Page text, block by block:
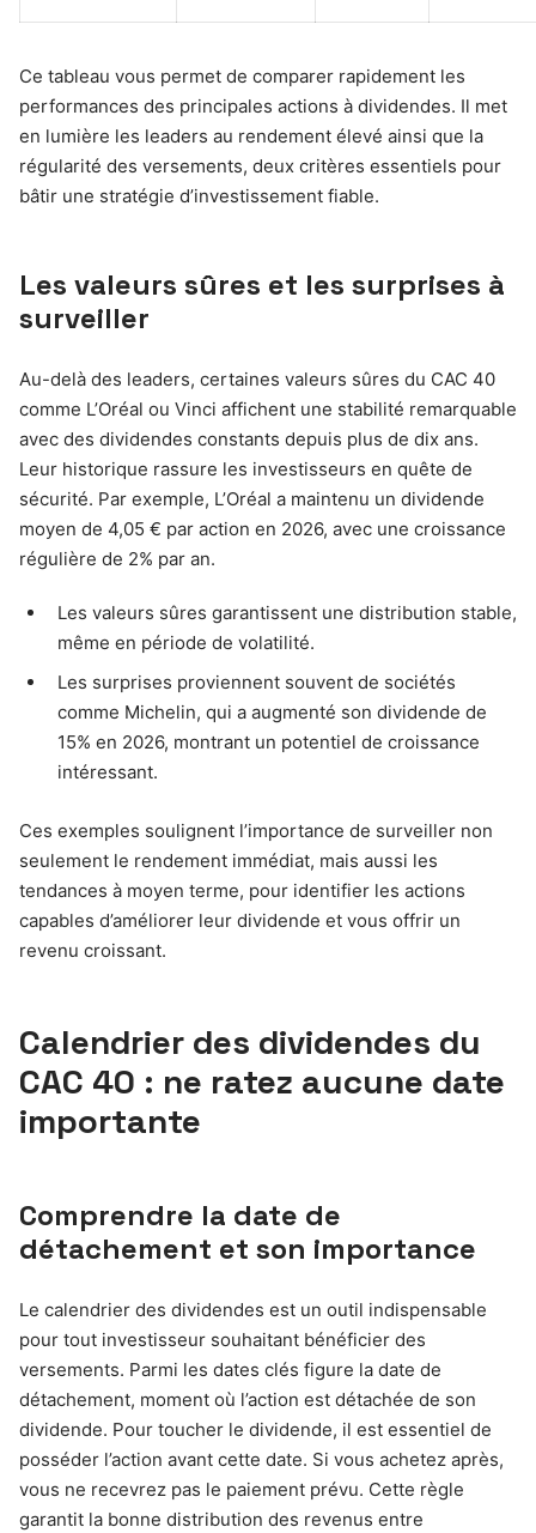
Ce tableau vous permet de comparer rapidement les
performances des principales actions à dividendes. Il met
en lumière les leaders au rendement élevé ainsi que la
régularité des versements, deux critères essentiels pour
bâtir une stratégie d’investissement fiable.
Les valeurs sûres et les surprises à
surveiller
Au-delà des leaders, certaines valeurs sûres du CAC 40
comme L’Oréal ou Vinci affichent une stabilité remarquable
avec des dividendes constants depuis plus de dix ans.
Leur historique rassure les investisseurs en quête de
sécurité. Par exemple, L’Oréal a maintenu un dividende
moyen de 4,05 € par action en 2026, avec une croissance
régulière de 2% par an.
Les valeurs sûres garantissent une distribution stable,
même en période de volatilité.
Les surprises proviennent souvent de sociétés
comme Michelin, qui a augmenté son dividende de
15% en 2026, montrant un potentiel de croissance
intéressant.
Ces exemples soulignent l’importance de surveiller non
seulement le rendement immédiat, mais aussi les
tendances à moyen terme, pour identifier les actions
capables d’améliorer leur dividende et vous offrir un
revenu croissant.
Calendrier des dividendes du
CAC 40 : ne ratez aucune date
importante
Comprendre la date de
détachement et son importance
Le calendrier des dividendes est un outil indispensable
pour tout investisseur souhaitant bénéficier des
versements. Parmi les dates clés figure la date de
détachement, moment où l’action est détachée de son
dividende. Pour toucher le dividende, il est essentiel de
posséder l’action avant cette date. Si vous achetez après,
vous ne recevrez pas le paiement prévu. Cette règle
garantit la bonne distribution des revenus entre